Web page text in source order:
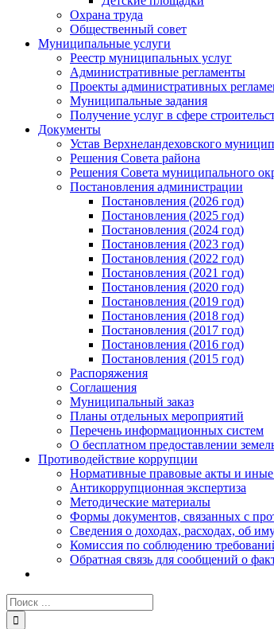
Охрана труда
Общественный совет
Муниципальные услуги
Реестр муниципальных услуг
Административные регламенты
Проекты административных
Муниципальные задания
Получение услуг в сфере
Документы
Устав Верхнеландеховского
Решения Совета района
Решения Совета муниципального
Постановления администрации
Постановления (2026 год)
Постановления (2025 год)
Постановления (2024 год)
Постановления (2023 год)
Постановления (2022 год)
Постановления (2021 год)
Постановления (2020 год)
Постановления (2019 год)
Постановления (2018 год)
Постановления (2017 год)
Постановления (2016 год)
Постановления (2015 год)
Распоряжения
Соглашения
Муниципальный заказ
Планы отдельных мероприятий
Перечень информационных систем
О бесплатном предоставлении
Противодействие коррупции
Нормативные правовые акты и иные
Антикоррупционная экспертиза
Методические материалы
Формы документов, связанных с
Сведения о доходах, расходах, об
Комиссия по соблюдению
Обратная связь для сообщений о
Результат
поиска: